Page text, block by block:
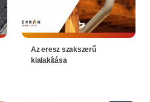
Az eresz szakszerű
kialakítása